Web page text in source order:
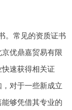
。常见的资质证书
优鼎嘉贸易有限
速获得相关证
对于一些新成立
够凭借其专业的